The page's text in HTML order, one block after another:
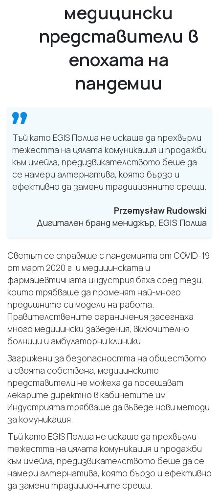
медицински
представители в
епохата на
пандемии
Светът се справяше с пандемията от COVID-19
от март 2020 г. и медицинската и
фармацевтичната индустрия бяха сред тези,
които трябваше да променят най-много
предишните си модели на работа.
Правителствените ограничения засегнаха
много медицински заведения, включително
болници и амбулаторни клиники.
Загрижени за безопасността на обществото
и своята собствена, медицинските
представители не можеха да посещават
лекарите директно в кабинетите им.
Индустрията трябваше да въведе нови методи
за комуникация.
Тъй като EGIS Полша не искаше да прехвърли
тежестта на цялата комуникация и продажби
към имейла, предизвикателството беше да се
намери алтернатива, която бързо и ефективно
да замени традиционните срещи.
Тъй като EGIS Полша не искаше да прехвърли
тежестта на цялата комуникация и продажби
към имейла, предизвикателството беше да
се намери алтернатива, която бързо и
ефективно да замени традиционните срещи.
Przemysław Rudowski
Дигитален бранд мениджър, EGIS Полша